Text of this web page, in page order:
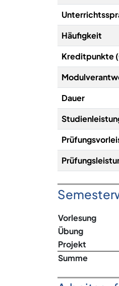
Häufigkeit
Kreditpunkte
Dauer
Vorlesung
Übung
Projekt
Summe